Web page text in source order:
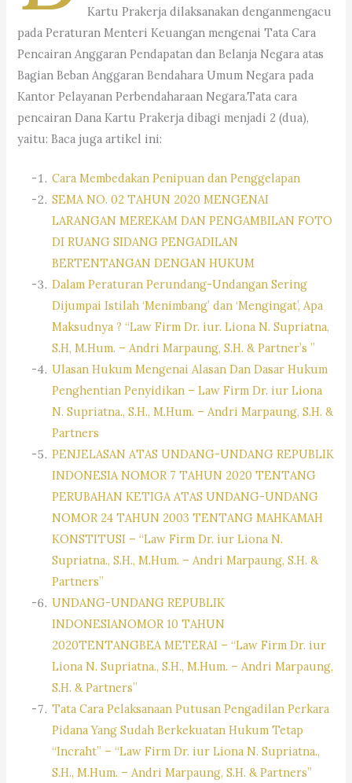
Kartu Prakerja dilaksanakan denganmengacu
pada Peraturan Menteri Keuangan mengenai Tata Cara
Pencairan Anggaran Pendapatan dan Belanja Negara atas
Bagian Beban Anggaran Bendahara Umum Negara pada
Kantor Pelayanan Perbendaharaan Negara.Tata cara
pencairan Dana Kartu Prakerja dibagi menjadi 2 (dua),
yaitu: Baca juga artikel ini:
Cara Membedakan Penipuan dan Penggelapan
SEMA NO. 02 TAHUN 2020 MENGENAI
LARANGAN MEREKAM DAN PENGAMBILAN FOTO
DI RUANG SIDANG PENGADILAN
BERTENTANGAN DENGAN HUKUM
Dalam Peraturan Perundang-Undangan Sering
Dijumpai Istilah ‘Menimbang’ dan ‘Mengingat’, Apa
Maksudnya ? “Law Firm Dr. iur. Liona N. Supriatna,
S.H, M.Hum. – Andri Marpaung, S.H. & Partner’s ”
Ulasan Hukum Mengenai Alasan Dan Dasar Hukum
Penghentian Penyidikan – Law Firm Dr. iur Liona
N. Supriatna., S.H., M.Hum. – Andri Marpaung, S.H. &
Partners
PENJELASAN ATAS UNDANG-UNDANG REPUBLIK
INDONESIA NOMOR 7 TAHUN 2020 TENTANG
PERUBAHAN KETIGA ATAS UNDANG-UNDANG
NOMOR 24 TAHUN 2003 TENTANG MAHKAMAH
KONSTITUSI – “Law Firm Dr. iur Liona N.
Supriatna., S.H., M.Hum. – Andri Marpaung, S.H. &
Partners”
UNDANG-UNDANG REPUBLIK
INDONESIANOMOR 10 TAHUN
2020TENTANGBEA METERAI – “Law Firm Dr. iur
Liona N. Supriatna., S.H., M.Hum. – Andri Marpaung,
S.H. & Partners”
Tata Cara Pelaksanaan Putusan Pengadilan Perkara
Pidana Yang Sudah Berkekuatan Hukum Tetap
“Incraht” – “Law Firm Dr. iur Liona N. Supriatna.,
S.H., M.Hum. – Andri Marpaung, S.H. & Partners”